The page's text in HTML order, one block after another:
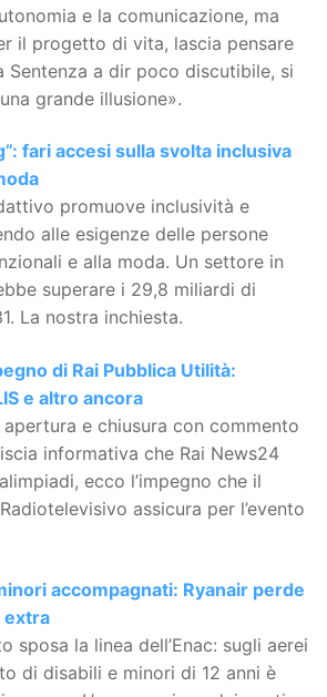
e la comunicazione, ma
il progetto di vita, lascia pensare
Sentenza a dir poco discutibile, si
grande illusione».
fari accesi sulla svolta inclusiva
promuove inclusività e
alle esigenze delle persone
e alla moda. Un settore in
superare i 29,8 miliardi di
La nostra inchiesta.
di Rai Pubblica Utilità:
e altro ancora
e chiusura con commento
informativa che Rai News24
ecco l’impegno che il
assicura per l’evento
accompagnati: Ryanair perde
extra
sposa la linea dell’Enac: sugli aerei
di disabili e minori di 12 anni è